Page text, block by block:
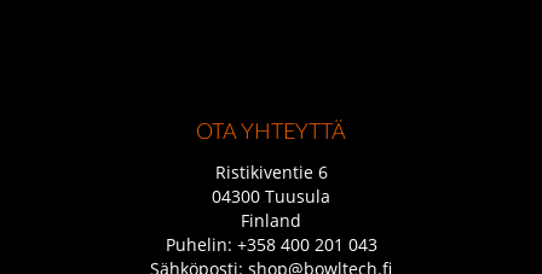
OTA YHTEYTTÄ
Ristikiventie 6
04300 Tuusula
Finland
Puhelin: +358 400 201 043
Sähköposti: shop@bowltech.fi